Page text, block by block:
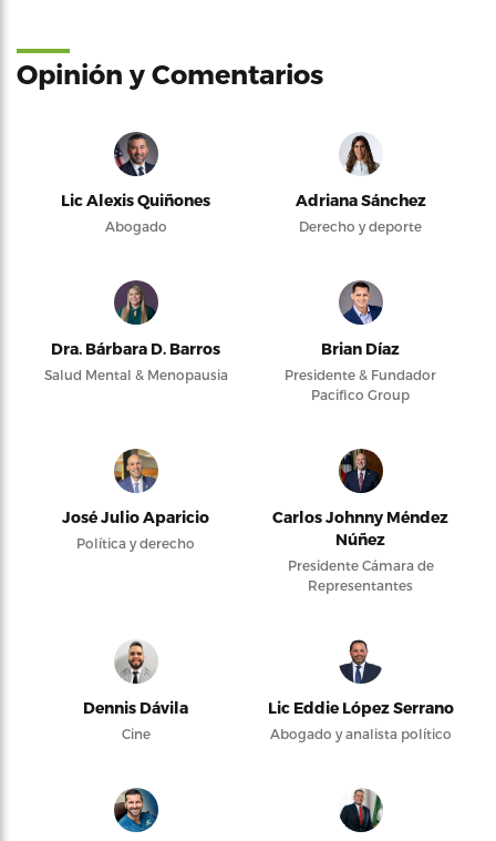
Opinión y Comentarios
Lic Alexis Quiñones
Abogado
Adriana Sánchez
Derecho y deporte
Dra. Bárbara D. Barros
Salud Mental & Menopausia
Brian Díaz
Presidente & Fundador
Pacifico Group
José Julio Aparicio
Política y derecho
Carlos Johnny Méndez
Núñez
Presidente Cámara de
Representantes
Dennis Dávila
Cine
Lic Eddie López Serrano
Abogado y analista político